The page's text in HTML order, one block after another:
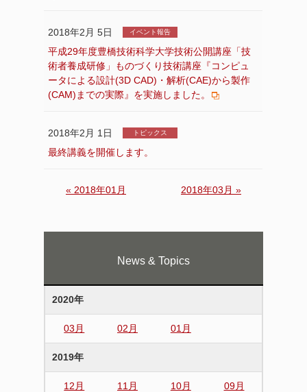
2018年2月 5日 イベント報告
平成29年度豊橋技術科学大学技術公開講座「技
術者養成研修」ものづくり技術講座『コンピュ
ータによる設計(3D CAD)・解析(CAE)から製作
(CAM)までの実際』を実施しました。
2018年2月 1日 トピックス
最終講義を開催します。
« 2018年01月 2018年03月 »
News & Topics
2020年
03月 02月 01月
2019年
12月 11月 10月
09月